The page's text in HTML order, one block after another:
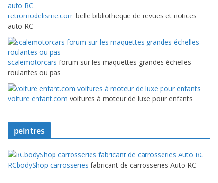
retromodelisme.com belle bibliotheque de revues et notices
auto RC
scalemotorcars forum sur les maquettes grandes échelles
roulantes ou pas
voiture enfant.com voitures à moteur de luxe pour enfants
peintres
RCbodyShop carrosseries fabricant de carrosseries Auto RC